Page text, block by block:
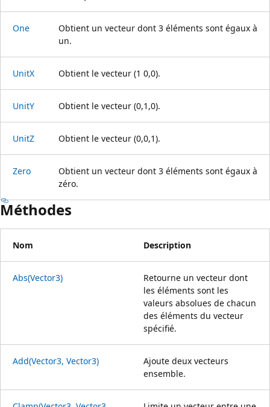
One
Obtient un vecteur dont 3 éléments sont égaux à
un.
UnitX Obtient le vecteur (1 0,0).
UnitY Obtient le vecteur (0,1,0).
UnitZ Obtient le vecteur (0,0,1).
Zero
Obtient un vecteur dont 3 éléments sont égaux à
zéro.
Méthodes
Nom Description
Abs(Vector3)
Retourne un vecteur dont
les éléments sont les
valeurs absolues de chacun
des éléments du vecteur
spécifié.
Add(Vector3, Vector3)
Ajoute deux vecteurs
ensemble.